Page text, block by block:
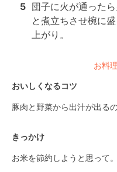
5 団子に火が通った
と煮立ちさせ椀に
上がり。
お料
おいしくなるコツ
豚肉と野菜から出汁が出る
きっかけ
お米を節約しようと思って。